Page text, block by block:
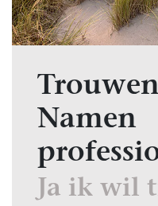
Namen
Ja ik wil